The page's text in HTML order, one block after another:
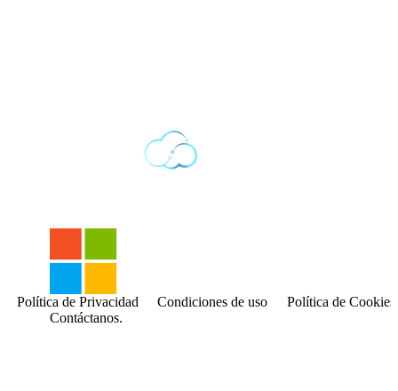
Contáctanos.
Política de Privacidad Condiciones de uso Política de Cookies